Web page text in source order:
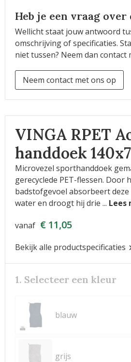
Heb je een vraag
Wellicht staat jouw antwoord
omschrijving of specificaties.
niet tussen? Neem dan contact
Neem contact met ons op
VINGA RPET
handdoek
Microvezel sporthanddoek
gerecyclede PET-flessen. Door
badstofgevoel absorbeert
water en droogt hij drie ...
vanaf € 11,05
Bekijk alle productspecificaties
1. Selecteer een kleur
blauw
grijs